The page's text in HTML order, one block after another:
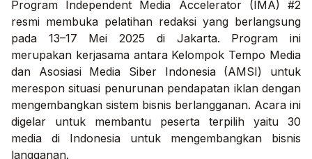
Program Independent Media Accelerator (IMA) #2
resmi membuka pelatihan redaksi yang berlangsung
pada 13–17 Mei 2025 di Jakarta. Program ini
merupakan kerjasama antara Kelompok Tempo Media
dan Asosiasi Media Siber Indonesia (AMSI) untuk
merespon situasi penurunan pendapatan iklan dengan
mengembangkan sistem bisnis berlangganan. Acara ini
digelar untuk membantu peserta terpilih yaitu 30
media di Indonesia untuk mengembangkan bisnis
langganan.